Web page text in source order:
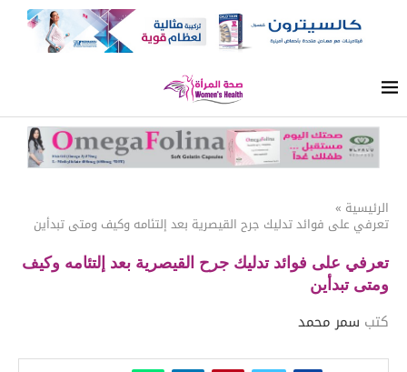
الرئيسية »
تعرفي على فوائد تدليك جرح القيصرية بعد إلتئامه وكيف ومتى تبدأين
تعرفي على فوائد تدليك جرح القيصرية بعد إلتئامه وكيف
ومتى تبدأين
كتب سمر محمد